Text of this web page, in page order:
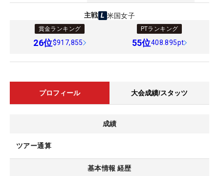
主戦 米国女子
賞金ランキング
26位$917,855
PTランキング
55位408.895pt
プロフィール 大会成績/スタッツ
成績
ツアー通算
基本情報 経歴